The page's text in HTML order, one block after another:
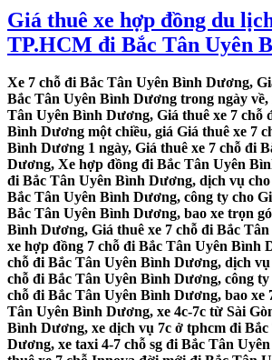
Giá thuê xe hợp đồng du
TP.HCM đi Bắc Tân Uyên
Xe 7 chỗ đi Bắc Tân Uyên Bình Dương,
Bắc Tân Uyên Bình Dương trong ngày về,
Tân Uyên Bình Dương, Giá thuê xe 7 chỗ
Bình Dương một chiều, giá Giá thuê xe 7
Bình Dương 1 ngày, Giá thuê xe 7 chỗ đi
Dương, Xe hợp đồng đi Bắc Tân Uyên
đi Bắc Tân Uyên Bình Dương, dịch vụ
Bắc Tân Uyên Bình Dương, công ty cho
Bắc Tân Uyên Bình Dương, bao xe trọn
Bình Dương, Giá thuê xe 7 chỗ đi Bắc
xe hợp đồng 7 chỗ đi Bắc Tân Uyên Bình
chỗ đi Bắc Tân Uyên Bình Dương, dịch vụ
chỗ đi Bắc Tân Uyên Bình Dương, công ty
chỗ đi Bắc Tân Uyên Bình Dương, bao xe
Tân Uyên Bình Dương, xe 4c-7c từ Sài
Bình Dương, xe dịch vụ 7c ở tphcm đi
Dương, xe taxi 4-7 chỗ sg đi Bắc Tân